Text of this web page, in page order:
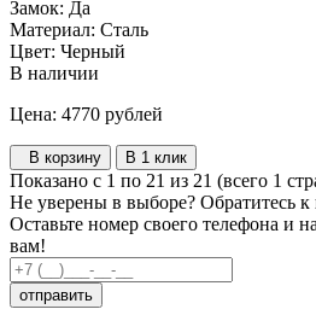
Замок: Да
Материал: Сталь
Цвет: Черный
В наличии
Цена: 4770 рублей
В корзину В 1 клик
Показано с 1 по 21 из 21 (всего 1
Не уверены в выборе? Обратитесь к
Оставьте номер своего телефона и
вам!